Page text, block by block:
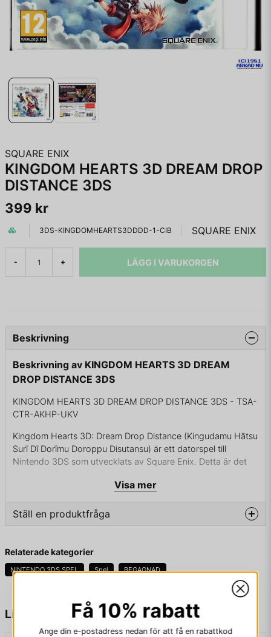
SQUARE ENIX
KINGDOM HEARTS 3D DREAM DROP
DISTANCE 3DS
399 kr
3DS-KINGDOMHEARTS3DDDD-1-CIB SQUARE ENIX
- + LÄGG I VARUKORGEN
Liknande produkter
Beskrivning
Beskrivning av KINGDOM HEARTS 3D DREAM
DROP DISTANCE 3DS
KINGDOM HEARTS 3D DREAM DROP DISTANCE 3DS - TSA-
CTR-AKHP-UKV
Kingdom Hearts 3D: Dream Drop Distance (Kingudamu Hātsu
Surī Dī Dorīmu Doroppu Disutansu) är ett datorspel till
Nintendo 3DS som utvecklats av Square Enix. Detta är det
utgivningsdatumet
SAKNAR AR KORTEN
Visa mer
Ställ en produktfråga
Fråga oss något om denna produkten...
Relaterade kategorier
NINTENDO 3DS SPEL Spel BEGAGNAD
Få 10% rabatt
Ange din e-postadress nedan för att få en rabattkod